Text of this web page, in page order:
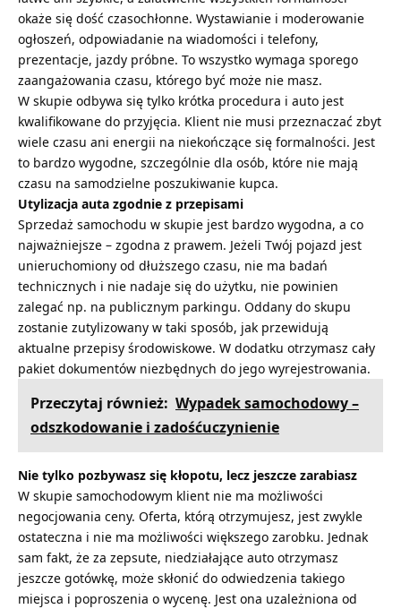
okaże się dość czasochłonne. Wystawianie i moderowanie
ogłoszeń, odpowiadanie na wiadomości i telefony,
prezentacje, jazdy próbne. To wszystko wymaga sporego
zaangażowania czasu, którego być może nie masz.
W skupie odbywa się tylko krótka procedura i auto jest
kwalifikowane do przyjęcia. Klient nie musi przeznaczać zbyt
wiele czasu ani energii na niekończące się formalności. Jest
to bardzo wygodne, szczególnie dla osób, które nie mają
czasu na samodzielne poszukiwanie kupca.
Utylizacja auta zgodnie z przepisami
Sprzedaż samochodu w skupie jest bardzo wygodna, a co
najważniejsze – zgodna z prawem. Jeżeli Twój pojazd jest
unieruchomiony od dłuższego czasu, nie ma badań
technicznych i nie nadaje się do użytku, nie powinien
zalegać np. na publicznym parkingu. Oddany do skupu
zostanie zutylizowany w taki sposób, jak przewidują
aktualne przepisy środowiskowe. W dodatku otrzymasz cały
pakiet dokumentów niezbędnych do jego wyrejestrowania.
Przeczytaj również: Wypadek samochodowy –
odszkodowanie i zadośćuczynienie
Nie tylko pozbywasz się kłopotu, lecz jeszcze zarabiasz
W skupie samochodowym klient nie ma możliwości
negocjowania ceny. Oferta, którą otrzymujesz, jest zwykle
ostateczna i nie ma możliwości większego zarobku. Jednak
sam fakt, że za zepsute, niedziałające auto otrzymasz
jeszcze gotówkę, może skłonić do odwiedzenia takiego
miejsca i poproszenia o wycenę. Jest ona uzależniona od